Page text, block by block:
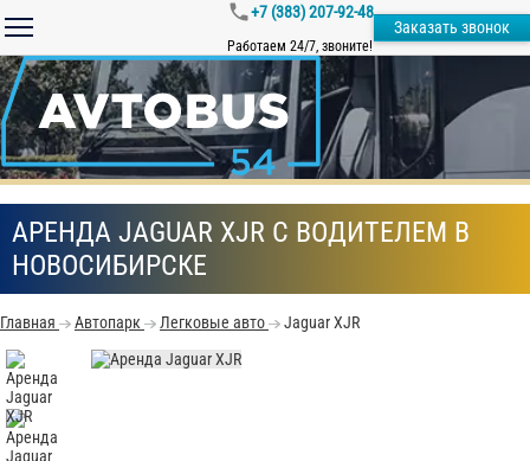
+7 (383) 207-92-48
Работаем 24/7, звоните!
Заказать звонок
АРЕНДА JAGUAR XJR С ВОДИТЕЛЕМ В
НОВОСИБИРСКЕ
Главная Автопарк Легковые авто Jaguar XJR